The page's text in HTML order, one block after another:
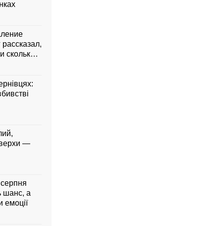
сколько
верхи —
шанс, а
емоції